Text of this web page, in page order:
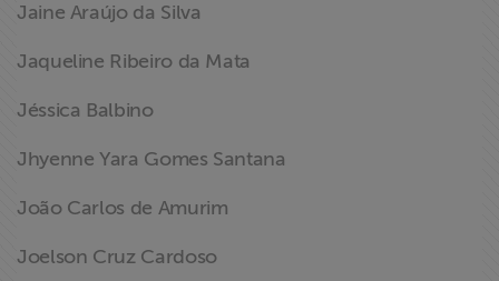
Jaine Araújo da Silva
Jaqueline Ribeiro da Mata
Jéssica Balbino
Jhyenne Yara Gomes Santana
João Carlos de Amurim
Joelson Cruz Cardoso